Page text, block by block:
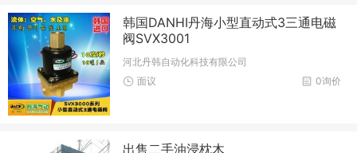
韩国DANHI丹海小型直动式3三通电磁
阀SVX3001
河北丹韩自动化科技有限公司
0询价
面议
出售二手油浸枕木